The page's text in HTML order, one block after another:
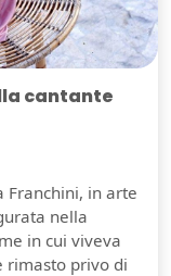
cantante
Franchini, in arte
nella
in cui viveva
rimasto privo di